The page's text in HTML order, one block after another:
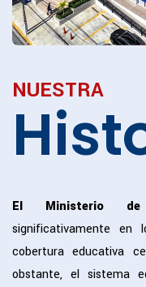
NUESTRA
El Ministerio de
significativamente
cobertura educativa
obstante, el sistema